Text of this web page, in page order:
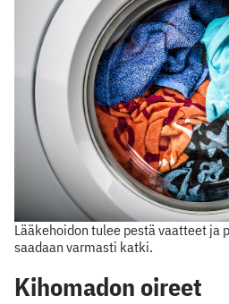
Lääkehoidon tulee pestä vaatteet
saadaan varmasti katki.
Kihomadon oireet